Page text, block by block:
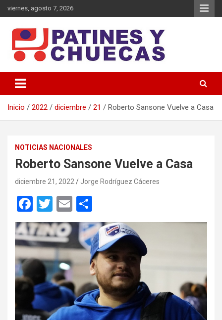
Saltar
al
viernes, agosto 7, 2026
Patines y Chuecas
Inicio 2022 diciembre 21 Roberto Sansone Vuelve a Casa
NOTICIAS NACIONALES
Roberto Sansone Vuelve a Casa
diciembre 21, 2022 Jorge Rodríguez Cáceres
F
a
ce
b
o
o
k
T
wi
tt
er
E
m
ail
o
m
p
ar
tir